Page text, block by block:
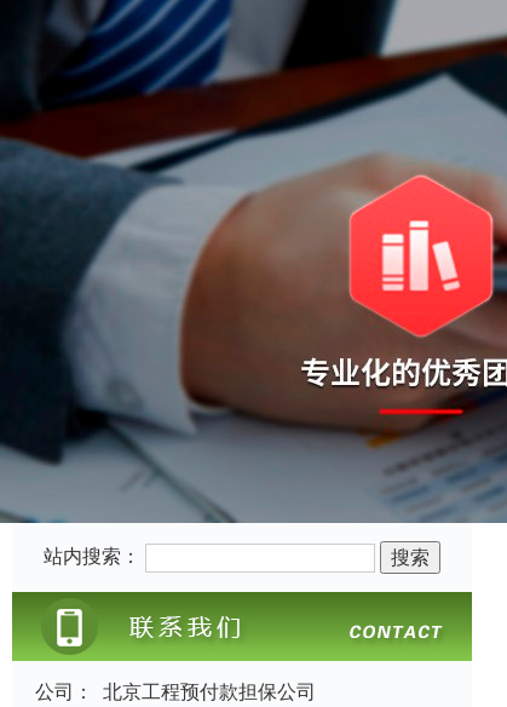
站内搜索：
公司：
北京工程预付款担保公司